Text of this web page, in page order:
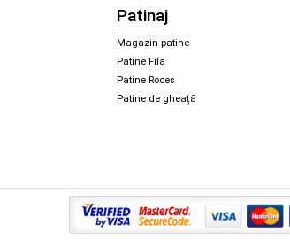
Patinaj
Magazin patine
Patine Fila
Patine Roces
Patine de gheață